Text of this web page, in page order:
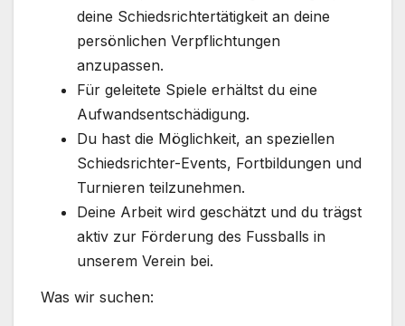
deine Schiedsrichtertätigkeit an deine
persönlichen Verpflichtungen
anzupassen.
Für geleitete Spiele erhältst du eine
Aufwandsentschädigung.
Du hast die Möglichkeit, an speziellen
Schiedsrichter-Events, Fortbildungen und
Turnieren teilzunehmen.
Deine Arbeit wird geschätzt und du trägst
aktiv zur Förderung des Fussballs in
unserem Verein bei.
Was wir suchen: